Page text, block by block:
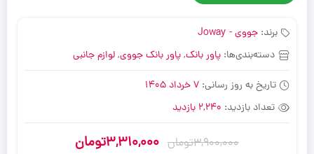
برند: جووی - Joway
دسته‌بندی‌ها: پاور بانک,پاور بانک جووی,لوازم جانبی
تاریخ به روز رسانی: 7 خرداد 1405
تعداد بازدید: 2,240 بازدید
3,900,000تومان 3,310,000تومان